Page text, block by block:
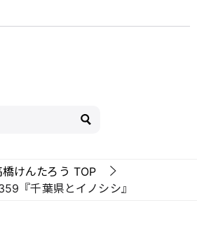
けんたろう TOP
『千葉県とイノシシ』